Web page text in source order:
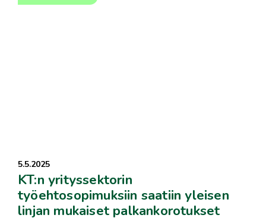
5.5.2025
KT:n yrityssektorin
työehtosopimuksiin saatiin yleisen
linjan mukaiset palkankorotukset